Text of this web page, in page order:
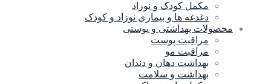
مکمل کودک و نوزاد
دغدغه ها و بیماری نوزاد و کودک
محصولات بهداشتی و پوستی
مراقبت پوست
مراقبت مو
بهداشت دهان و دندان
بهداشت و سلامت